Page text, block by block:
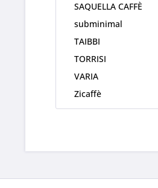
SAQUELLA CAFFÈ
subminimal
TAIBBI
TORRISI
VARIA
Zicaffè